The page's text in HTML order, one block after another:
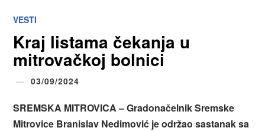
VESTI
Kraj listama čekanja u
mitrovačkoj bolnici
03/09/2024
SREMSKA MITROVICA – Gradonačelnik Sremske
Mitrovice Branislav Nedimović je održao sastanak sa